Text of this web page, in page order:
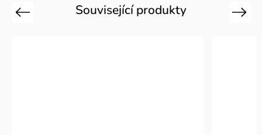
Související produkty
Previous Next